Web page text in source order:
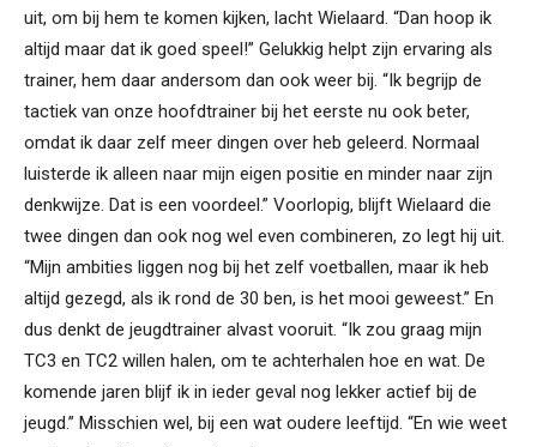
uit, om bij hem te komen kijken, lacht Wielaard. “Dan hoop ik
altijd maar dat ik goed speel!” Gelukkig helpt zijn ervaring als
trainer, hem daar andersom dan ook weer bij. “Ik begrijp de
tactiek van onze hoofdtrainer bij het eerste nu ook beter,
omdat ik daar zelf meer dingen over heb geleerd. Normaal
luisterde ik alleen naar mijn eigen positie en minder naar zijn
denkwijze. Dat is een voordeel.” Voorlopig, blijft Wielaard die
twee dingen dan ook nog wel even combineren, zo legt hij uit.
“Mijn ambities liggen nog bij het zelf voetballen, maar ik heb
altijd gezegd, als ik rond de 30 ben, is het mooi geweest.” En
dus denkt de jeugdtrainer alvast vooruit. “Ik zou graag mijn
TC3 en TC2 willen halen, om te achterhalen hoe en wat. De
komende jaren blijf ik in ieder geval nog lekker actief bij de
jeugd.” Misschien wel, bij een wat oudere leeftijd. “En wie weet